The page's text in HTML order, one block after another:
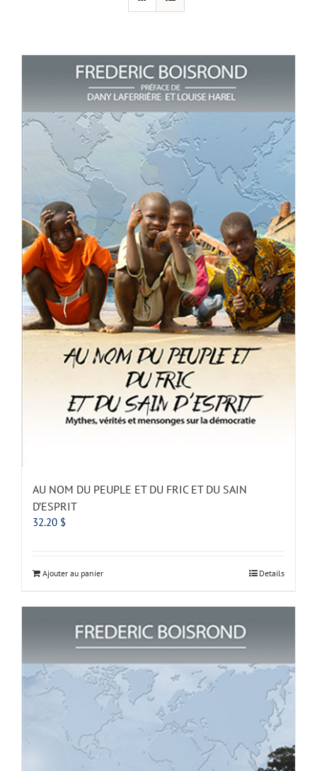
AU NOM DU PEUPLE ET DU FRIC ET DU SAIN
D’ESPRIT
32.20 $
Ajouter au panier Details